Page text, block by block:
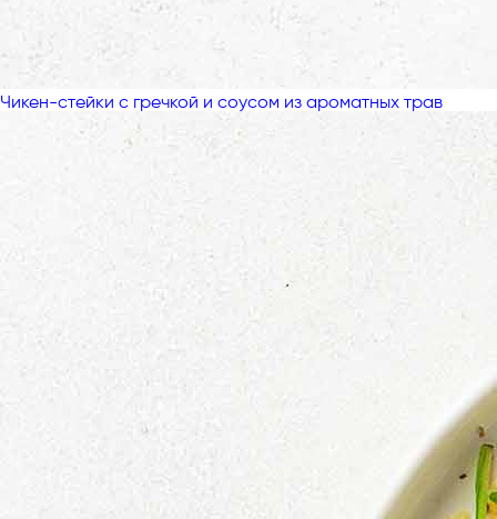
Чикен-стейки с гречкой и соусом из ароматных трав